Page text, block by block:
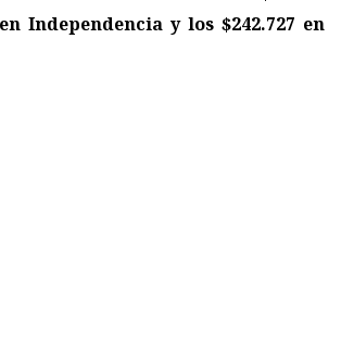
Independencia y los $242.727 en